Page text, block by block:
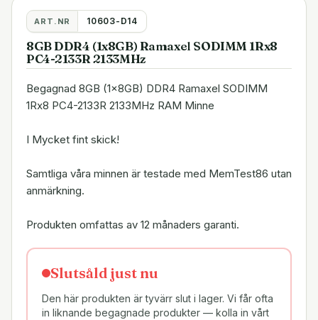
ART.NR 10603-D14
8GB DDR4 (1x8GB) Ramaxel SODIMM 1Rx8
PC4-2133R 2133MHz
Begagnad 8GB (1x8GB) DDR4 Ramaxel SODIMM
1Rx8 PC4-2133R 2133MHz RAM Minne
I Mycket fint skick!
Samtliga våra minnen är testade med MemTest86 utan
anmärkning.
Produkten omfattas av 12 månaders garanti.
Slutsåld just nu
Den här produkten är tyvärr slut i lager. Vi får ofta
in liknande begagnade produkter — kolla in vårt